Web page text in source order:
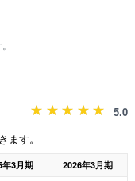
5.0
ます。
年3月期
2026年3月期